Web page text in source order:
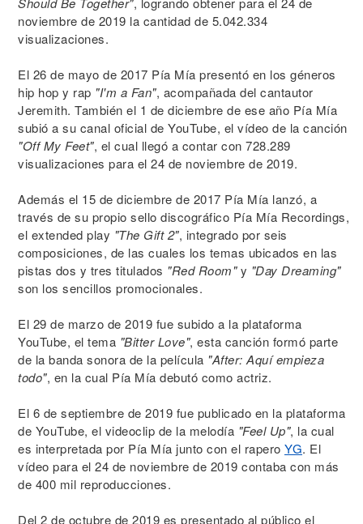
noviembre de 2019 la cantidad de 5.042.334
visualizaciones.
El 26 de mayo de 2017 Pía Mía presentó en los géneros
hip hop y rap "I'm a Fan", acompañada del cantautor
Jeremith. También el 1 de diciembre de ese año Pía Mía
subió a su canal oficial de YouTube, el vídeo de la canción
"Off My Feet", el cual llegó a contar con 728.289
visualizaciones para el 24 de noviembre de 2019.
Además el 15 de diciembre de 2017 Pía Mía lanzó, a
través de su propio sello discográfico Pía Mía Recordings,
el extended play "The Gift 2", integrado por seis
composiciones, de las cuales los temas ubicados en las
pistas dos y tres titulados "Red Room"y "Day Dreaming"
son los sencillos promocionales.
El 29 de marzo de 2019 fue subido a la plataforma
YouTube, el tema "Bitter Love", esta canción formó parte
de la banda sonora de la película "After: Aquí empieza
todo", en la cual Pía Mía debutó como actriz.
El 6 de septiembre de 2019 fue publicado en la plataforma
de YouTube, el videoclip de la melodía "Feel Up", la cual
es interpretada por Pía Mía junto con el rapero YG. El
vídeo para el 24 de noviembre de 2019 contaba con más
de 400 mil reproducciones.
Del 2 de octubre de 2019 es presentado al público el